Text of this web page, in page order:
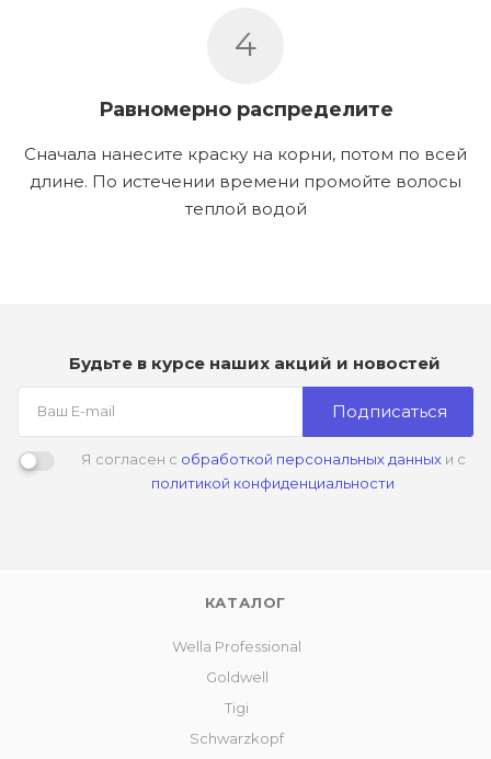
4
Равномерно распределите
Сначала нанесите краску на корни, потом по всей
длине. По истечении времени промойте волосы
теплой водой
Будьте в курсе наших акций и новостей
Подписаться
Я согласен с обработкой персональных данныхи с
политикой конфиденциальности
КАТАЛОГ
Wella Professional
Goldwell
Tigi
Schwarzkopf